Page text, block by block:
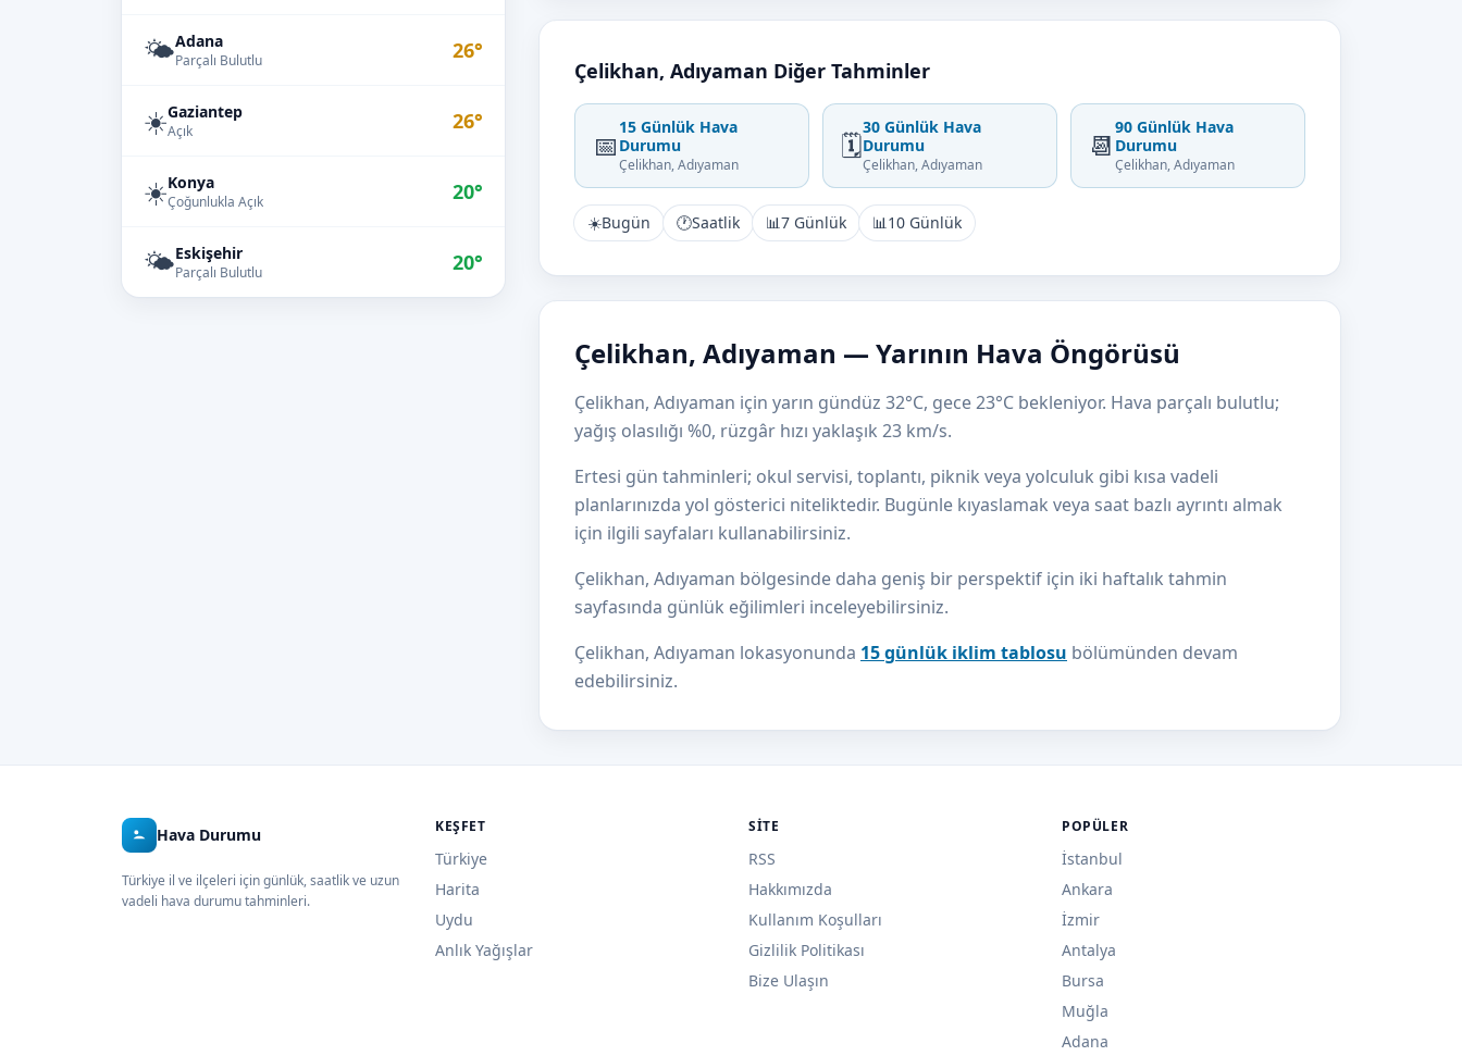
🌤️Adana
Parçalı Bulutlu 26°
☀️Gaziantep
Açık 26°
☀️Konya
Çoğunlukla Açık 20°
🌤️Eskişehir
Parçalı Bulutlu 20°
Çelikhan, Adıyaman Diğer Tahminler
📅
15 Günlük Hava
Durumu
Çelikhan, Adıyaman
🗓️
30 Günlük Hava
Durumu
Çelikhan, Adıyaman
📆
90 Günlük Hava
Durumu
Çelikhan, Adıyaman
☀️Bugün 🕐Saatlik 📊7 Günlük 📊10 Günlük
Çelikhan, Adıyaman — Yarının Hava Öngörüsü
Çelikhan, Adıyaman için yarın gündüz 32°C, gece 23°C bekleniyor. Hava parçalı bulutlu;
yağış olasılığı %0, rüzgâr hızı yaklaşık 23 km/s.
Ertesi gün tahminleri; okul servisi, toplantı, piknik veya yolculuk gibi kısa vadeli
planlarınızda yol gösterici niteliktedir. Bugünle kıyaslamak veya saat bazlı ayrıntı almak
için ilgili sayfaları kullanabilirsiniz.
Çelikhan, Adıyaman bölgesinde daha geniş bir perspektif için iki haftalık tahmin
sayfasında günlük eğilimleri inceleyebilirsiniz.
Çelikhan, Adıyaman lokasyonunda 15 günlük iklim tablosu bölümünden devam
edebilirsiniz.
Hava Durumu
Türkiye il ve ilçeleri için günlük, saatlik ve uzun
vadeli hava durumu tahminleri.
KEŞFET
Türkiye
Harita
Uydu
Anlık Yağışlar
SITE
RSS
Hakkımızda
Kullanım Koşulları
Gizlilik Politikası
Bize Ulaşın
POPÜLER
İstanbul
Ankara
İzmir
Antalya
Bursa
Muğla
Adana